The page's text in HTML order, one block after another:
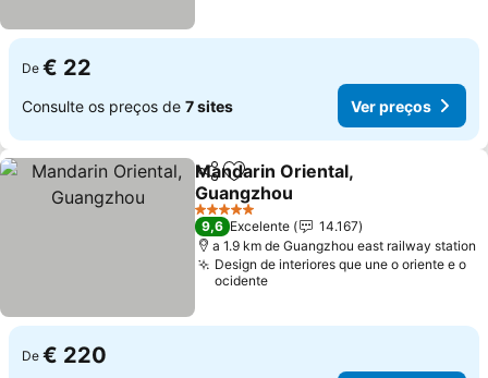
De € 22
Consulte os preços de 7 sites Ver preços
PartilharAdicionar aos favoritos
Mandarin Oriental,
Guangzhou
Ver preços
5 Estrelas
9,6 Excelente
14.167
a 1.9 km de Guangzhou east railway station
Design de interiores que une o oriente e o
ocidente
De € 220